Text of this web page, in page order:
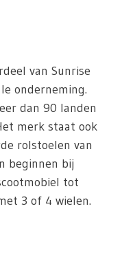
van Sunrise
onderneming.
dan 90 landen
merk staat ook
rolstoelen van
beginnen bij
tot
3 of 4 wielen.